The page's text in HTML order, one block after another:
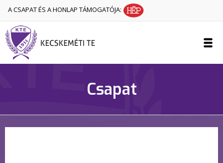
A CSAPAT ÉS A HONLAP TÁMOGATÓJA:
Csapat